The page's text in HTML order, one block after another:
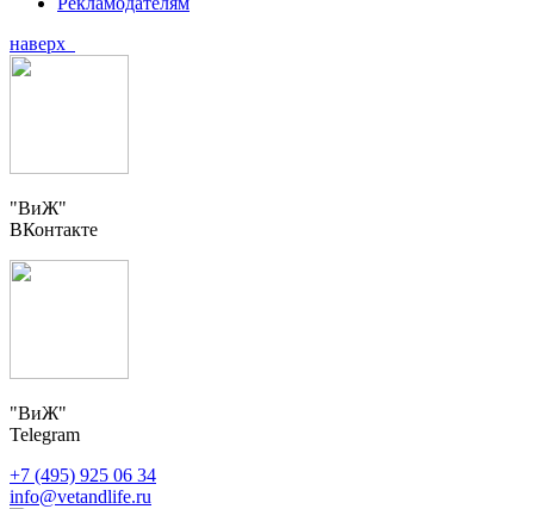
наверх
"ВиЖ"
ВКонтакте
"ВиЖ"
Telegram
+7 (495) 925 06 34
info@vetandlife.ru